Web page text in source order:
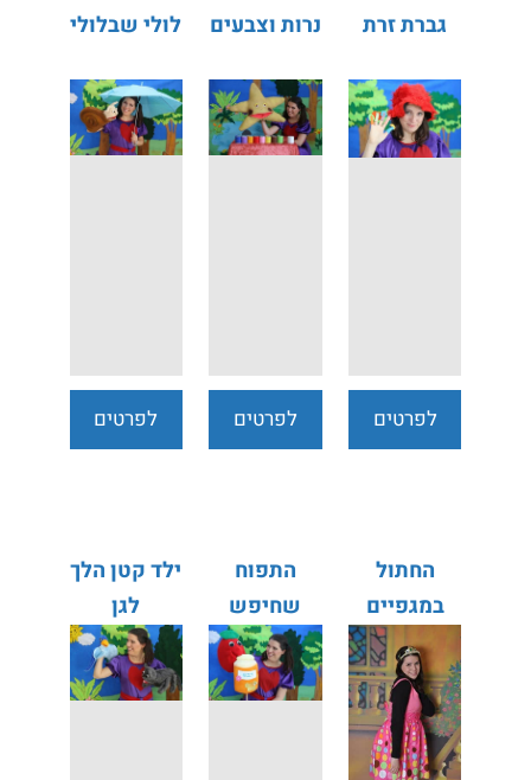
גברת זרת
לפרטים
נרות וצבעים
לפרטים
לולי שבלולי
לפרטים
החתול
במגפיים
התפוח
שחיפש
דבש
ילד קטן הלך
לגן